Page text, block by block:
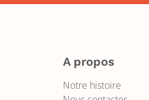
A propos
Notre histoire